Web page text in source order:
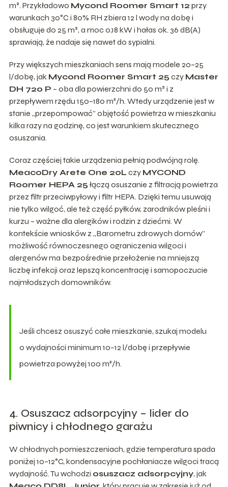
m². Przykładowo Mycond Roomer Smart 12 przy
warunkach 30°C i 80% RH zbiera 12 l wody na dobę i
obsługuje do 25 m², a moc 0,18 kW i hałas ok. 36 dB(A)
sprawiają, że nadaje się nawet do sypialni.
Przy większych mieszkaniach sens mają modele 20–25
l/dobę, jak Mycond Roomer Smart 25 czy Master
DH 720 P – oba dla powierzchni do 50 m² i z
przepływem rzędu 150–180 m³/h. Wtedy urządzenie jest w
stanie „przepompować” objętość powietrza w mieszkaniu
kilka razy na godzinę, co jest warunkiem skutecznego
osuszania.
Coraz częściej takie urządzenia pełnią podwójną rolę.
MeacoDry Arete One 20L czy MYCOND
Roomer HEPA 25 łączą osuszanie z filtracją powietrza
przez filtr przeciwpyłowy i filtr HEPA. Dzięki temu usuwają
nie tylko wilgoć, ale też część pyłków, zarodników pleśni i
kurzu – ważne dla alergików i rodzin z dziećmi. W
kontekście wniosków z „Barometru zdrowych domów”
możliwość równoczesnego ograniczenia wilgoci i
alergenów ma bezpośrednie przełożenie na mniejszą
liczbę infekcji oraz lepszą koncentrację i samopoczucie
najmłodszych domowników.
Jeśli chcesz osuszyć całe mieszkanie, szukaj modelu
o wydajności minimum 10–12 l/dobę i przepływie
powietrza powyżej 100 m³/h.
4. Osuszacz adsorpcyjny – lider do
piwnicy i chłodnego garażu
W chłodnych pomieszczeniach, gdzie temperatura spada
poniżej 10–12°C, kondensacyjne pochłaniacze wilgoci tracą
wydajność. Tu wchodzi osuszacz adsorpcyjny, jak